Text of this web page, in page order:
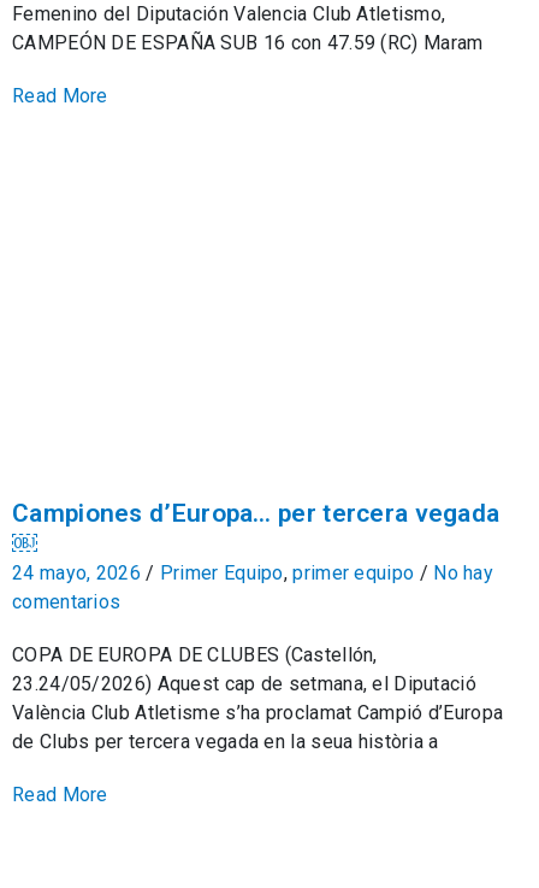
Femenino del Diputación Valencia Club Atletismo,
CAMPEÓN DE ESPAÑA SUB 16 con 47.59 (RC) Maram
Read More
Campiones d’Europa… per tercera vegada
￼
24 mayo, 2026 / Primer Equipo,primer equipo / No hay
comentarios
COPA DE EUROPA DE CLUBES (Castellón,
23.24/05/2026) Aquest cap de setmana, el Diputació
València Club Atletisme s’ha proclamat Campió d’Europa
de Clubs per tercera vegada en la seua història a
Read More